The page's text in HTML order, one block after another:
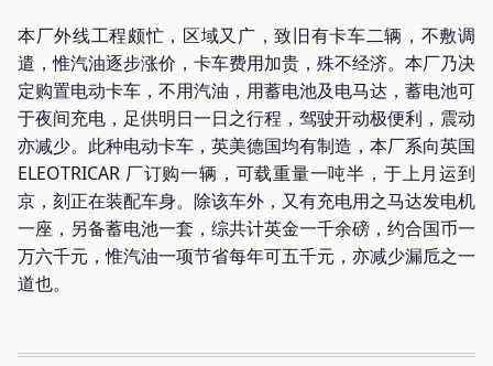
本厂外线工程颇忙，区域又广，致旧有卡车二辆，不敷调
遣，惟汽油逐步涨价，卡车费用加贵，殊不经济。本厂乃决
定购置电动卡车，不用汽油，用蓄电池及电马达，蓄电池可
于夜间充电，足供明日一日之行程，驾驶开动极便利，震动
亦减少。此种电动卡车，英美德国均有制造，本厂系向英国
ELEOTRICAR 厂订购一辆，可载重量一吨半，于上月运到
京，刻正在装配车身。除该车外，又有充电用之马达发电机
一座，另备蓄电池一套，综共计英金一千余磅，约合国币一
万六千元，惟汽油一项节省每年可五千元，亦减少漏卮之一
道也。